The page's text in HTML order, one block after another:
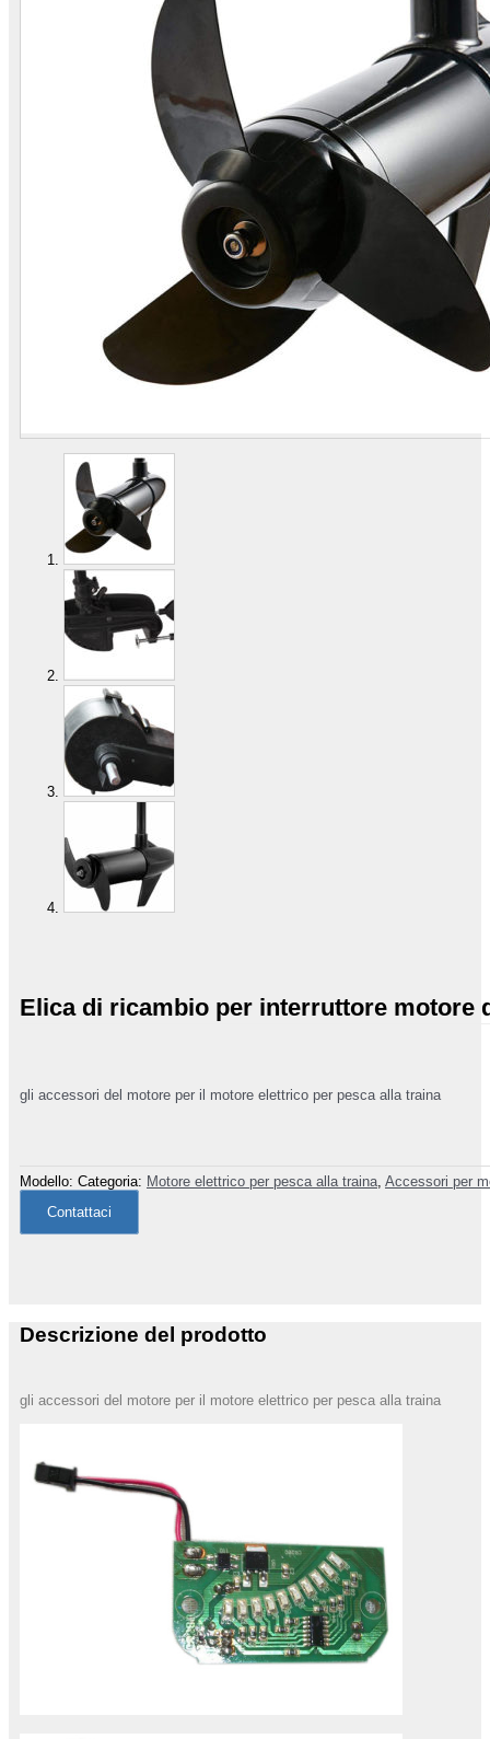
Elica di ricambio per interruttore motore
gli accessori del motore per il motore elettrico per pesca alla traina
Modello: Categoria: Motore elettrico per pesca alla traina, Accessori per
Contattaci
Descrizione del prodotto
gli accessori del motore per il motore elettrico per pesca alla traina